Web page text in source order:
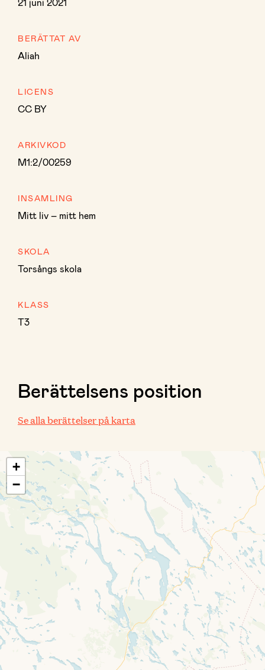
BERÄTTAT AV
Aliah
LICENS
CC BY
ARKIVKOD
M1:2/00259
INSAMLING
Mitt liv – mitt hem
SKOLA
Torsångs skola
KLASS
T3
Berättelsens position
Se alla berättelser på karta
+
−